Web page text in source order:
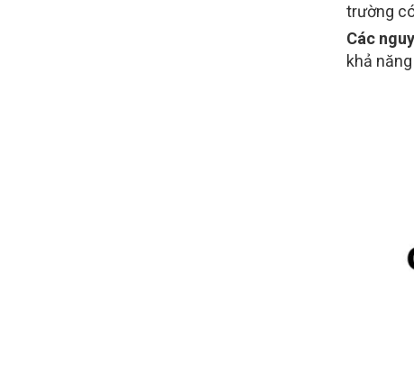
trường
Các
khả